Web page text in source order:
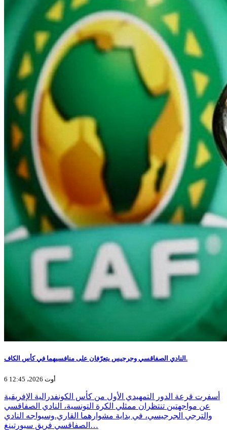
النادي الصفاقسي وجرجيس يتعرّفان على منافسيهما في كأس الكاف.
6 أوت 2026، 12:45
أسفرت قرعة الدور التمهيدي الأول من كأس الكونفدرالية الإفريقية
عن مواجهتين تنتظران ممثلي الكرة التونسية، النادي الصفاقسي
والترجي الجرجيسي، في بداية مشوارهما القاري.وسيواجه النادي
الصفاقسي فريق سبورتينغ…